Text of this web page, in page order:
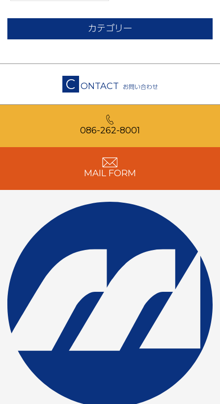
カテゴリー
C ONTACT お問い合わせ
086-262-8001
MAIL FORM